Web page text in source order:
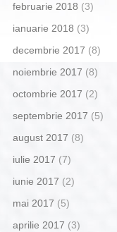
februarie 2018 (3)
ianuarie 2018 (3)
decembrie 2017 (8)
noiembrie 2017 (8)
octombrie 2017 (2)
septembrie 2017 (5)
august 2017 (8)
iulie 2017 (7)
iunie 2017 (2)
mai 2017 (5)
aprilie 2017 (3)